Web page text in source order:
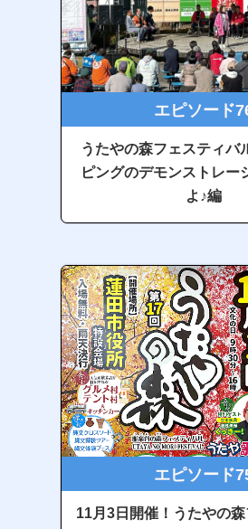
エピソード
うたやの森フェスティバ
ピングのデモンストレー
よ♪編
エピソード
11月3日開催！うたやの